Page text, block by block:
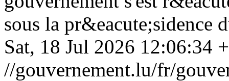
sous la pr&eacute;sidence
Sat, 18 Jul 2026 12:06:34
//gouvernement.lu/fr/